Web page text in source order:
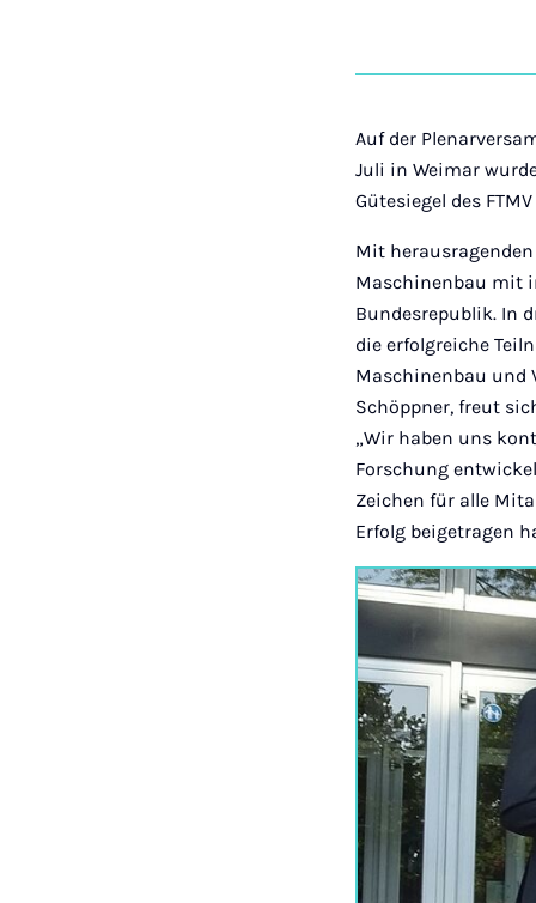
Auf der
Juli in Weimar
Gütesiegel des
Mit
Maschinenbau mit
Bundesrepublik. In
die erfolgreiche
Maschinenbau und
Schöppner, freut
„Wir haben uns
Forschung
Zeichen für alle
Erfolg beigetragen